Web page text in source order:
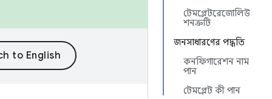
টেমপ্লেটরেজোলিউ
শনত্রুটি
জনসাধারণের পদ্ধতি
কনফিগারেশন নাম
পান
টেমপ্লেট কী পান